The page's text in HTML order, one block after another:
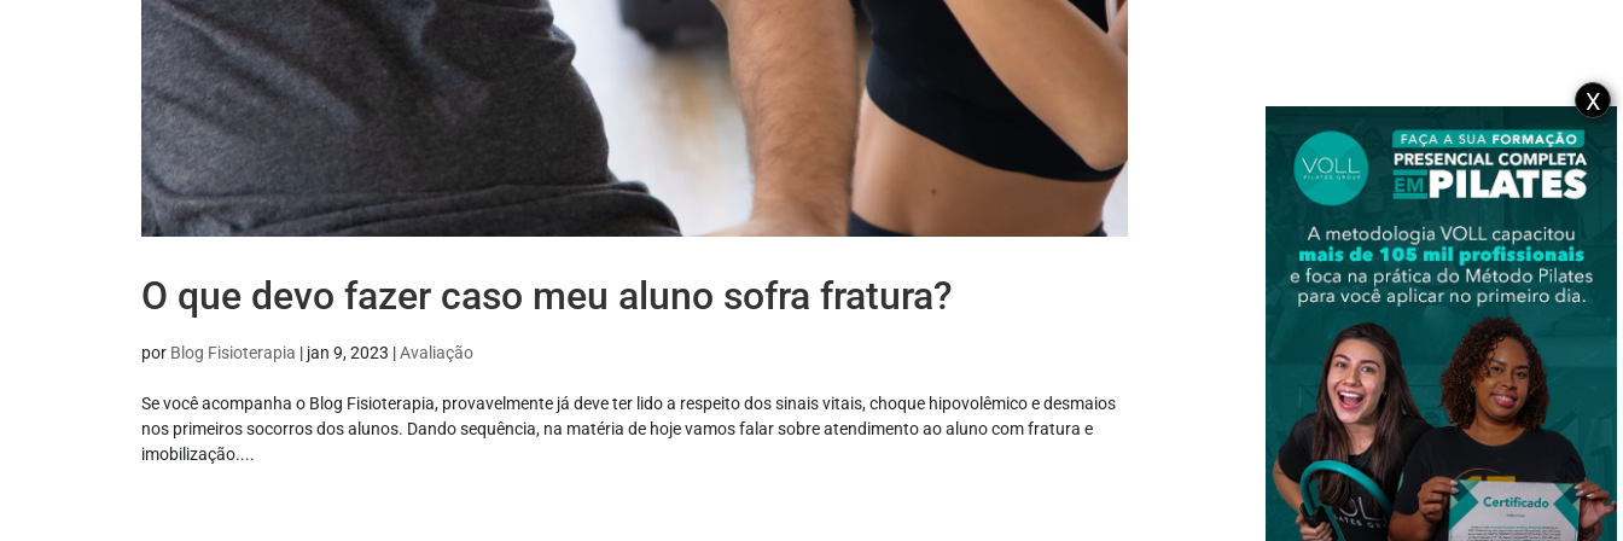
O que devo fazer caso meu aluno sofra fratura?
por Blog Fisioterapia | jan 9, 2023 |Avaliação
Se você acompanha o Blog Fisioterapia, provavelmente já deve ter lido a respeito dos sinais vitais, choque hipovolêmico e desmaios
nos primeiros socorros dos alunos. Dando sequência, na matéria de hoje vamos falar sobre atendimento ao aluno com fratura e
imobilização....
X